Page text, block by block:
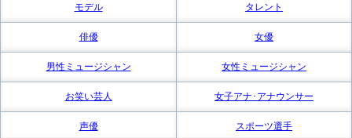
モデル タレント
俳優 女優
男性ミュージシャン 女性ミュージシャン
お笑い芸人 女子アナ･アナウンサー
声優 スポーツ選手